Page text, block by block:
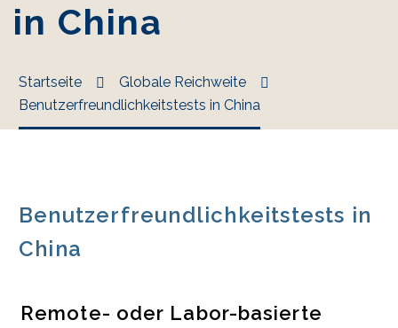
in China
Startseite
Globale Reichweite
Benutzerfreundlichkeitstests in China
Benutzerfreundlichkeitstests in
China
Remote- oder Labor-basierte